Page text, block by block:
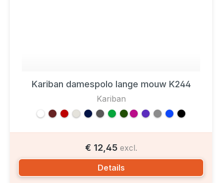
Kariban damespolo lange mouw K244
Kariban
€ 12,45 excl.
Details